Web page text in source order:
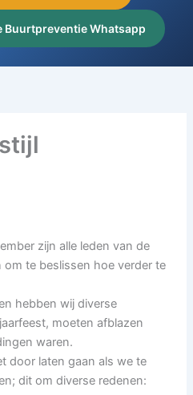
Buurtpreventie Whatsapp
zijn alle leden van de
om te beslissen hoe verder te
hebben wij diverse
moeten afblazen
waren.
door laten gaan als we te
dit om diverse redenen: